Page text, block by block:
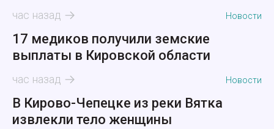
час назад Новости
17 медиков получили земские
выплаты в Кировской области
час назад Новости
В Кирово-Чепецке из реки Вятка
извлекли тело женщины